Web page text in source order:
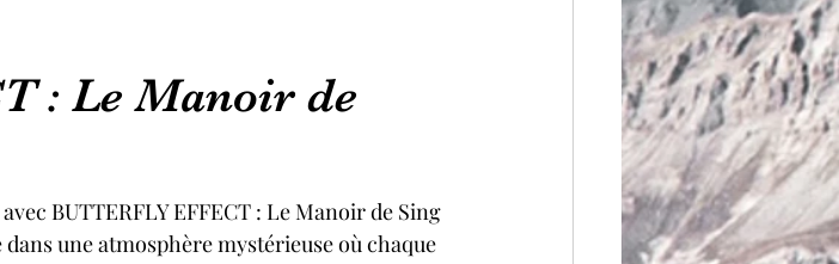
: Le Manoir de
BUTTERFLY EFFECT : Le Manoir de Sing
une atmosphère mystérieuse où chaque